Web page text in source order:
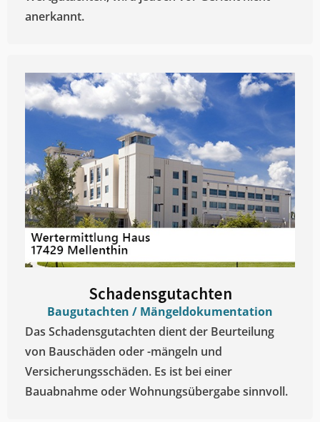
anerkannt.
Schadensgutachten
Baugutachten / Mängeldokumentation
Das Schadensgutachten dient der Beurteilung
von Bauschäden oder -mängeln und
Versicherungsschäden. Es ist bei einer
Bauabnahme oder Wohnungsübergabe sinnvoll.